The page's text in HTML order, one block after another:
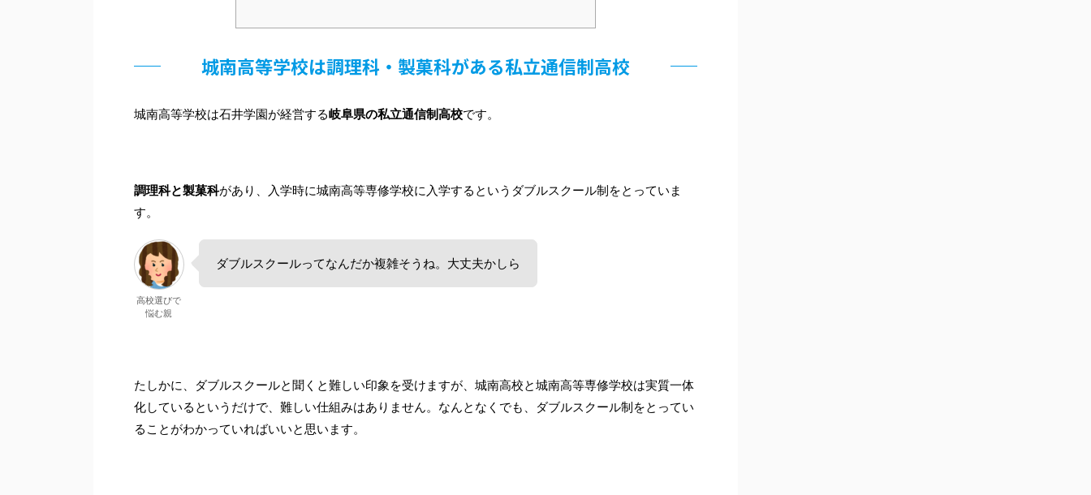
城南高等学校は調理科・製菓科がある私立通信制高校
城南高等学校は石井学園が経営する岐阜県の私立通信制高校です。
調理科と製菓科があり、入学時に城南高等専修学校に入学するというダブルスクール制をとっていま
す。
高校選びで
悩む親
ダブルスクールってなんだか複雑そうね。大丈夫かしら
たしかに、ダブルスクールと聞くと難しい印象を受けますが、城南高校と城南高等専修学校は実質一体
化しているというだけで、難しい仕組みはありません。なんとなくでも、ダブルスクール制をとってい
ることがわかっていればいいと思います。